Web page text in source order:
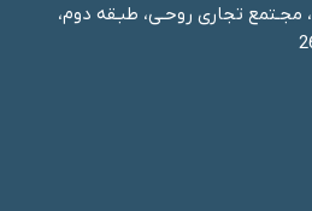
شهید اکبر روحی، پلاک 17، مجـتمع تجاری روحـی، طبـقه دوم،